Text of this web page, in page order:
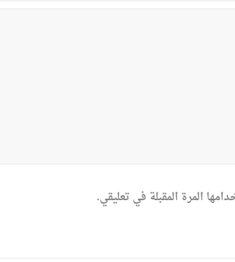
المرة المقبلة في تعليقي.